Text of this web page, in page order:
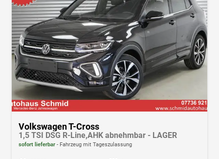
Volkswagen T-Cross
1,5 TSI DSG R-Line,AHK abnehmbar - LAGER
sofort lieferbar Fahrzeug mit Tageszulassung